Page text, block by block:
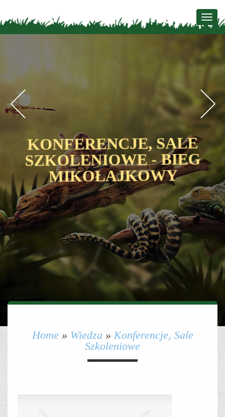
KONFERENCJE, SALE
SZKOLENIOWE - BIEG
MIKOŁAJKOWY
Home» Wiedza » Konferencje, Sale
Szkoleniowe